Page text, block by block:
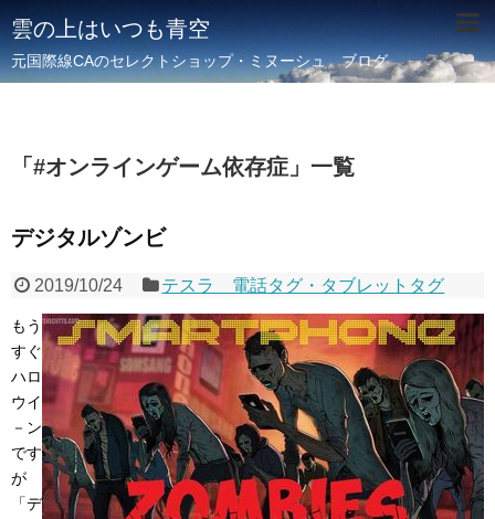
雲の上はいつも青空
元国際線CAのセレクトショップ・ミヌーシュ ブログ
「 #オンラインゲーム依存症 」 一覧
デジタルゾンビ
2019/10/24 テスラ 電話タグ・タブレットタグ
もう
すぐ
ハロ
ウイ
－ン
です
が
「デ